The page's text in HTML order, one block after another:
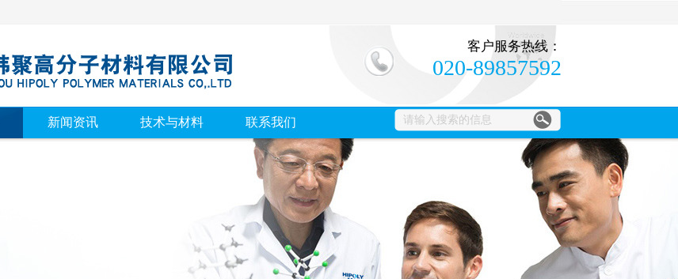
客户服务热线：
020-89857592
新闻资讯 技术与材料 联系我们